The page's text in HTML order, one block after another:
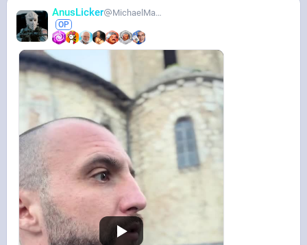
AnusLicker MichaelMann